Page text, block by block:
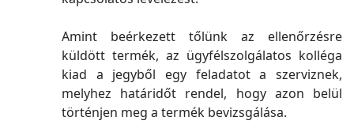
Amint beérkezett tőlünk az ellenőrzésre
küldött termék, az ügyfélszolgálatos kolléga
kiad a jegyből egy feladatot a szerviznek,
melyhez határidőt rendel, hogy azon belül
történjen meg a termék bevizsgálása.